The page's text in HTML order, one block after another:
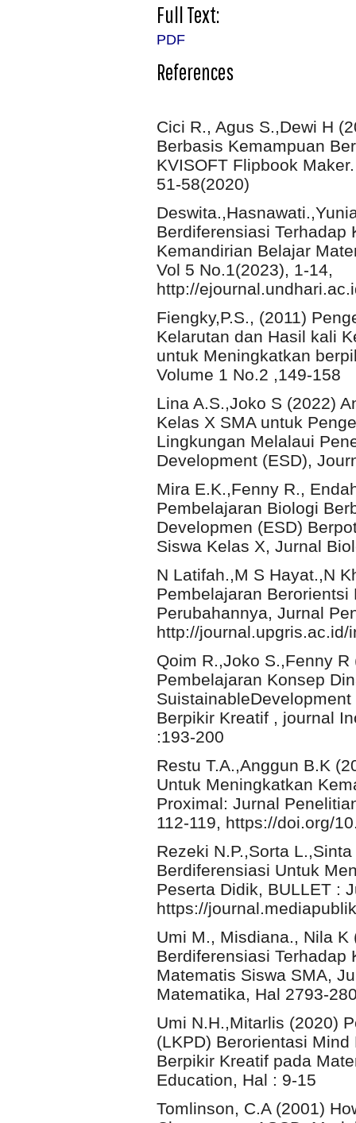
Full Text:
PDF
References
Cici R., Agus S.,Dewi H
Berbasis Kemampuan
KVISOFT Flipbook
51-58(2020)
Berdiferensiasi Terhadap
Kemandirian Belajar
Vol 5 No.1(2023), 1-14,
http://
Fiengky,P.S., (2011)
Kelarutan dan Hasil kali
untuk Meningkatkan
Volume 1 No.2 ,149-158
Lina A.S.,Joko S (2022)
Kelas X SMA untuk
Lingkungan Melalaui
Development (ESD),
Mira E.K.,Fenny R.,
Pembelajaran Biologi
Developmen (ESD)
Siswa Kelas X, Jurnal
N Latifah.,M S Hayat.,N
Pembelajaran Berorientsi
Perubahannya, Jurnal
http://journal.upgris.ac.id/
Qoim R.,Joko S.,Fenny
Pembelajaran Konsep
Berpikir Kreatif , journal
:193-200
Restu T.A.,Anggun B.K
Untuk Meningkatkan
Proximal: Jurnal
112-119, https://doi.org/
Rezeki N.P.,Sorta
Berdiferensiasi Untuk
Peserta Didik, BULLET :
https://
Umi M., Misdiana., Nila
Berdiferensiasi Terhadap
Matematis Siswa SMA,
Matematika, Hal 2793-
Umi N.H.,Mitarlis (2020)
(LKPD) Berorientasi
Berpikir Kreatif pada
Education, Hal : 9-15
Tomlinson, C.A (2001)